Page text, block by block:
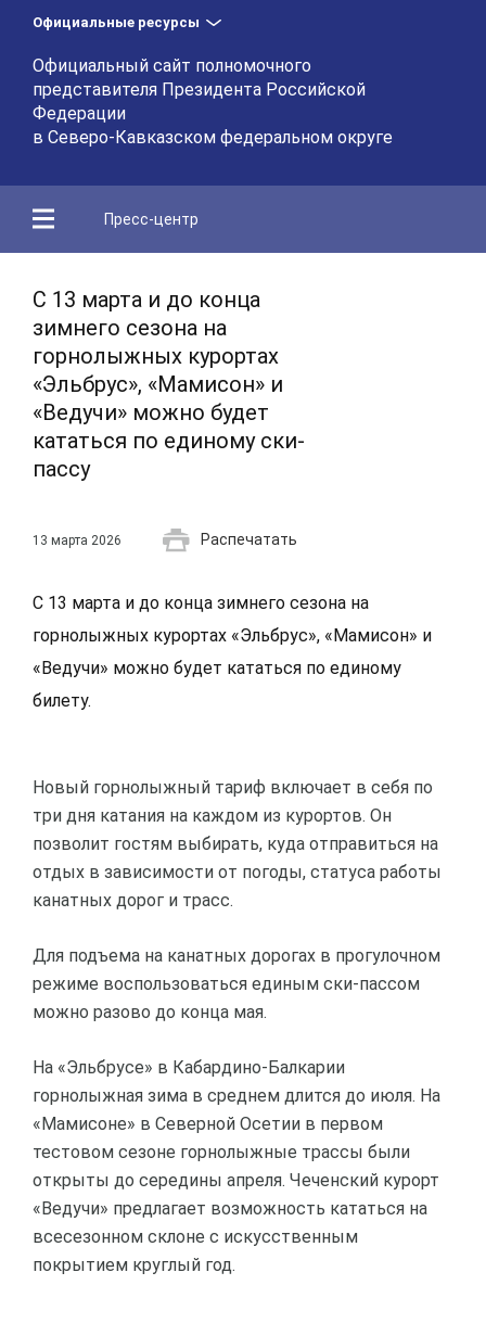
Официальные ресурсы
Официальный сайт полномочного
представителя Президента Российской
Федерации
в Северо-Кавказском федеральном округе
Пресс-центр
С 13 марта и до конца
зимнего сезона на
горнолыжных курортах
«Эльбрус», «Мамисон» и
«Ведучи» можно будет
кататься по единому ски-
пассу
13 марта 2026 Распечатать
С 13 марта и до конца зимнего сезона на
горнолыжных курортах «Эльбрус», «Мамисон» и
«Ведучи» можно будет кататься по единому
билету.
Новый горнолыжный тариф включает в себя по
три дня катания на каждом из курортов. Он
позволит гостям выбирать, куда отправиться на
отдых в зависимости от погоды, статуса работы
канатных дорог и трасс.
Для подъема на канатных дорогах в прогулочном
режиме воспользоваться единым ски-пассом
можно разово до конца мая.
На «Эльбрусе» в Кабардино-Балкарии
горнолыжная зима в среднем длится до июля. На
«Мамисоне» в Северной Осетии в первом
тестовом сезоне горнолыжные трассы были
открыты до середины апреля. Чеченский курорт
«Ведучи» предлагает возможность кататься на
всесезонном склоне с искусственным
покрытием круглый год.